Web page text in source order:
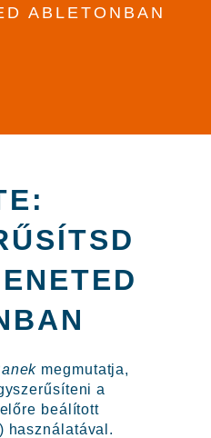
ABLETONBAN
megmutatja,
a
beálított
használatával.